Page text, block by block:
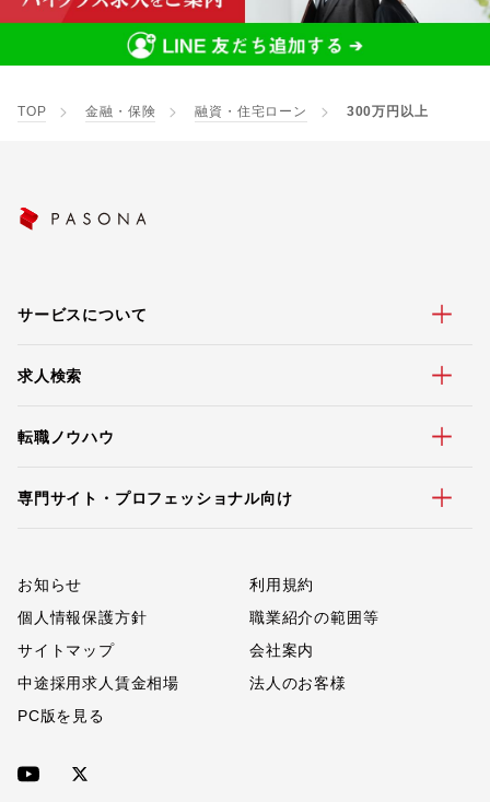
TOP 金融・保険 融資・住宅ローン 300万円以上
サービスについて
求人検索
転職ノウハウ
専門サイト・プロフェッショナル向け
お知らせ
利用規約
個人情報保護方針
職業紹介の範囲等
サイトマップ
会社案内
中途採用求人賃金相場
法人のお客様
PC版を見る